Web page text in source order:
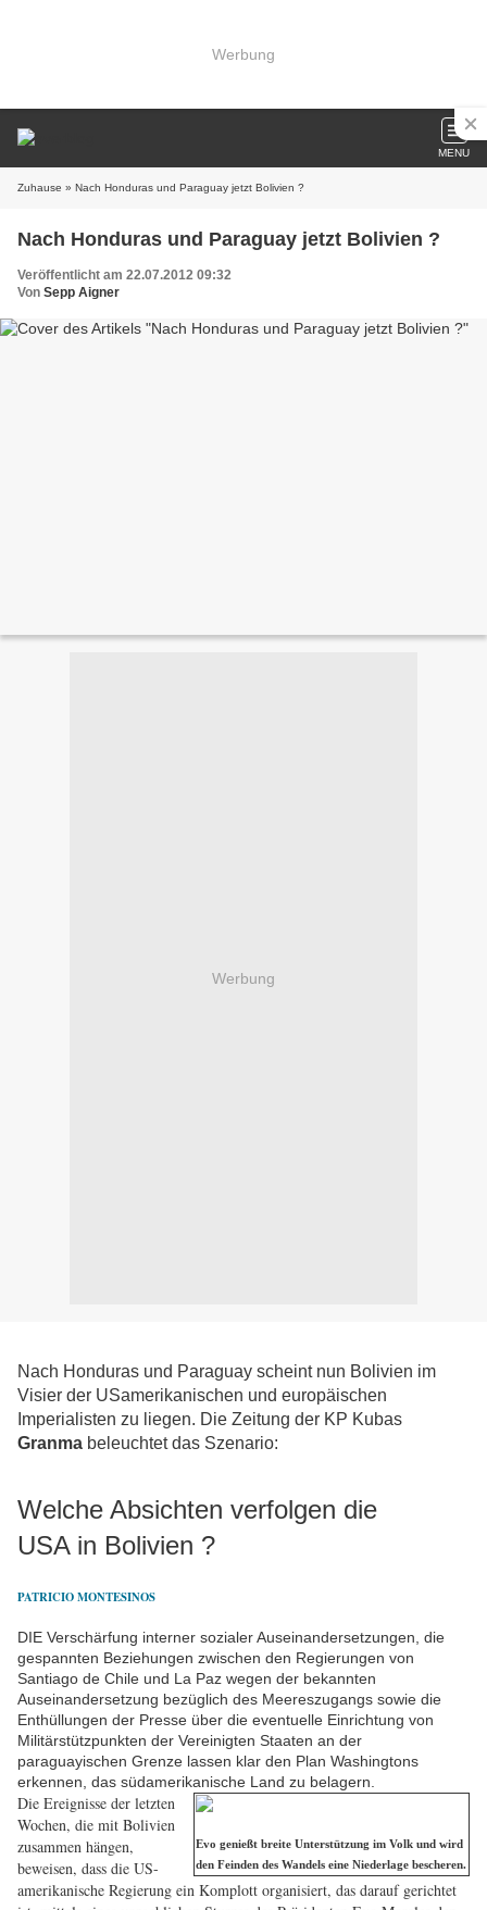
Werbung
MENU
Zuhause » Nach Honduras und Paraguay jetzt Bolivien ?
Nach Honduras und Paraguay jetzt Bolivien ?
Veröffentlicht am 22.07.2012 09:32
Von Sepp Aigner
Werbung
Nach Honduras und Paraguay scheint nun Bolivien im
Visier der USamerikanischen und europäischen
Imperialisten zu liegen. Die Zeitung der KP Kubas
Granma beleuchtet das Szenario:
Welche Absichten verfolgen die
USA in Bolivien ?
PATRICIO MONTESINOS
DIE Verschärfung interner sozialer Auseinandersetzungen, die
gespannten Beziehungen zwischen den Regierungen von
Santiago de Chile und La Paz wegen der bekannten
Auseinandersetzung bezüglich des Meereszugangs sowie die
Enthüllungen der Presse über die eventuelle Einrichtung von
Militärstützpunkten der Vereinigten Staaten an der
paraguayischen Grenze lassen klar den Plan Washingtons
erkennen, das südamerikanische Land zu belagern.
Evo genießt breite Unterstützung im Volk und wird
den Feinden des Wandels eine Niederlage bescheren.
Die Ereignisse der letzten
Wochen, die mit Bolivien
zusammen hängen,
beweisen, dass die US-
amerikanische Regierung ein Komplott organisiert, das darauf gerichtet